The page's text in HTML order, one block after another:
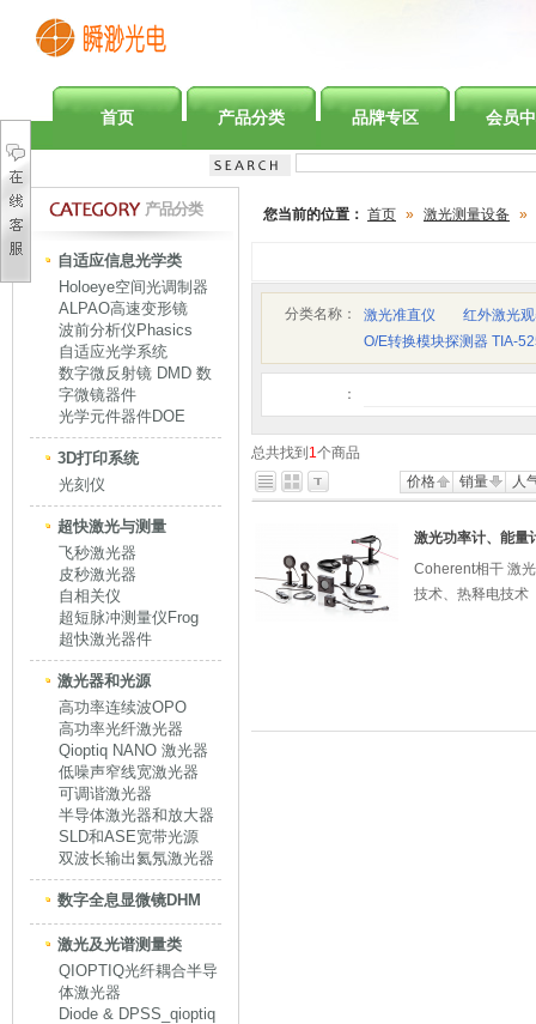
首页 产品分类 品牌专区 会员
产品分类
自适应信息光学类
Holoeye空间光调制器
ALPAO高速变形镜
波前分析仪Phasics
自适应光学系统
数字微反射镜 DMD 数
字微镜器件
光学元件器件DOE
3D打印系统
光刻仪
超快激光与测量
飞秒激光器
皮秒激光器
自相关仪
超短脉冲测量仪Frog
超快激光器件
激光器和光源
高功率连续波OPO
高功率光纤激光器
Qioptiq NANO 激光器
低噪声窄线宽激光器
可调谐激光器
半导体激光器和放大器
SLD和ASE宽带光源
双波长输出氦氖激光器
数字全息显微镜DHM
激光及光谱测量类
QIOPTIQ光纤耦合半导
体激光器
Diode & DPSS_qioptiq
您当前的位置： 首页 » 激光测量设备 »
分类名称： 激光准直仪
红外激光
O/E转换模块探测器 TIA-
：
总共找到 1个商品
价格
销量 人
激光功率计、能量
Coherent相干 激
技术、热释电技术